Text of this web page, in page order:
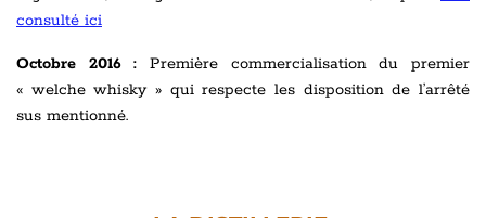
consulté ici
Octobre 2016 : Première commercialisation du premier
« welche whisky » qui respecte les disposition de l’arrêté
sus mentionné.